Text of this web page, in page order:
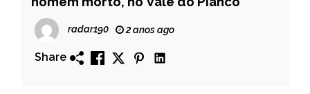
radar190 2 anos ago
Share